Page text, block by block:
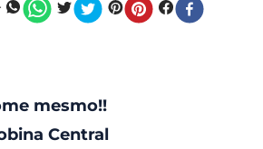
mesmo!!
Central